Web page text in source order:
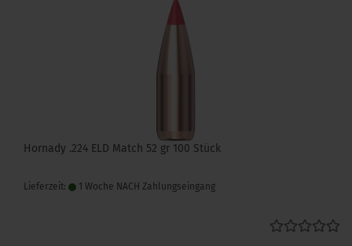
Hornady .224 ELD Match 52 gr 100 Stück
Lieferzeit: 1 Woche NACH Zahlungseingang